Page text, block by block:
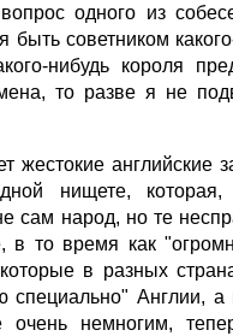
одного из
советником
нибудь короля
то разве я не
жестокие
нищете,
сам народ, но те
то время как
в разных
специально" Англии,
немногим,